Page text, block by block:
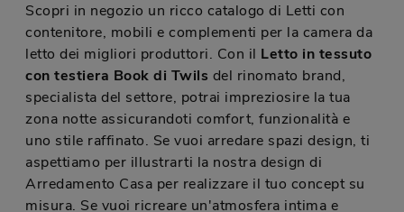
Scopri in negozio un ricco catalogo di Letti con
contenitore, mobili e complementi per la camera da
letto dei migliori produttori. Con il Letto in tessuto
con testiera Book di Twils del rinomato brand,
specialista del settore, potrai impreziosire la tua
zona notte assicurandoti comfort, funzionalità e
uno stile raffinato. Se vuoi arredare spazi design, ti
aspettiamo per illustrarti la nostra design di
Arredamento Casa per realizzare il tuo concept su
misura. Se vuoi ricreare un'atmosfera intima e